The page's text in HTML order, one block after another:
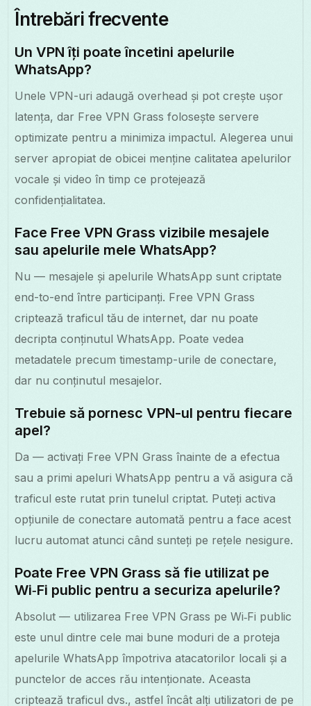
Întrebări frecvente
Un VPN îți poate încetini apelurile
WhatsApp?
Unele VPN-uri adaugă overhead și pot crește ușor
latența, dar Free VPN Grass folosește servere
optimizate pentru a minimiza impactul. Alegerea unui
server apropiat de obicei menține calitatea apelurilor
vocale și video în timp ce protejează
confidențialitatea.
Face Free VPN Grass vizibile mesajele
sau apelurile mele WhatsApp?
Nu — mesajele și apelurile WhatsApp sunt criptate
end-to-end între participanți. Free VPN Grass
criptează traficul tău de internet, dar nu poate
decripta conținutul WhatsApp. Poate vedea
metadatele precum timestamp-urile de conectare,
dar nu conținutul mesajelor.
Trebuie să pornesc VPN-ul pentru fiecare
apel?
Da — activați Free VPN Grass înainte de a efectua
sau a primi apeluri WhatsApp pentru a vă asigura că
traficul este rutat prin tunelul criptat. Puteți activa
opțiunile de conectare automată pentru a face acest
lucru automat atunci când sunteți pe rețele nesigure.
Poate Free VPN Grass să fie utilizat pe
Wi‑Fi public pentru a securiza apelurile?
Absolut — utilizarea Free VPN Grass pe Wi‑Fi public
este unul dintre cele mai bune moduri de a proteja
apelurile WhatsApp împotriva atacatorilor locali și a
punctelor de acces rău intenționate. Aceasta
criptează traficul dvs., astfel încât alți utilizatori de pe